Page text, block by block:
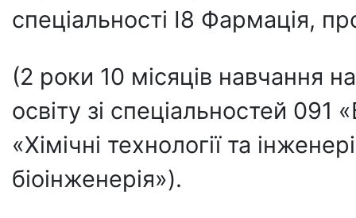
спеціальності I8 Фармація,
(2 роки 10 місяців навчання
освіту зі спеціальностей 091
«Хімічні технології та
біоінженерія»).